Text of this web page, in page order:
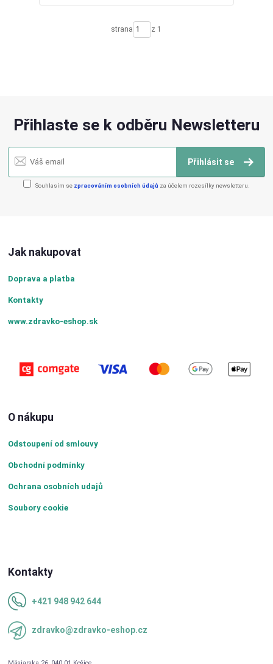
strana z 1
Přihlaste se k odběru Newsletteru
Přihlásit se
Souhlasím se zpracováním osobních údajů za účelem rozesílky newsletteru.
Jak nakupovat
Doprava a platba
Kontakty
www.zdravko-eshop.sk
O nákupu
Odstoupení od smlouvy
Obchodní podmínky
Ochrana osobních udajů
Soubory cookie
Kontakty
+421 948 942 644
zdravko@zdravko-eshop.cz